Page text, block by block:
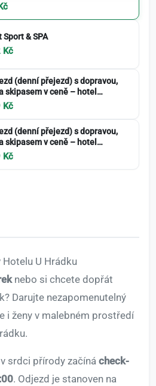
& SPA
Kč
(denní přejezd) s dopravou,
skipasem v ceně – hotel
Kč
(denní přejezd) s dopravou,
skipasem v ceně – hotel
Kč
U Hrádku
nebo si chcete dopřát
Darujte nezapomenutelný
i ženy v malebném prostředí
srdci přírody začíná check-
. Odjezd je stanoven na